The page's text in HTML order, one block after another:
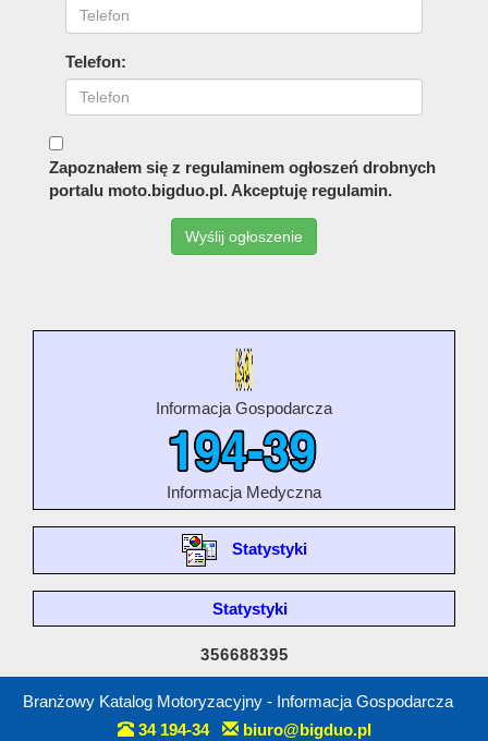
Telefon:
Zapoznałem się z regulaminem ogłoszeń drobnych
portalu moto.bigduo.pl. Akceptuję regulamin.
Informacja Gospodarcza
Informacja Medyczna
Statystyki
Statystyki
356688395
Branżowy Katalog Motoryzacyjny - Informacja Gospodarcza
34 194-34
biuro@bigduo.pl